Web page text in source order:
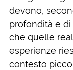
devono,
profondità e
che quelle
esperienze
contesto